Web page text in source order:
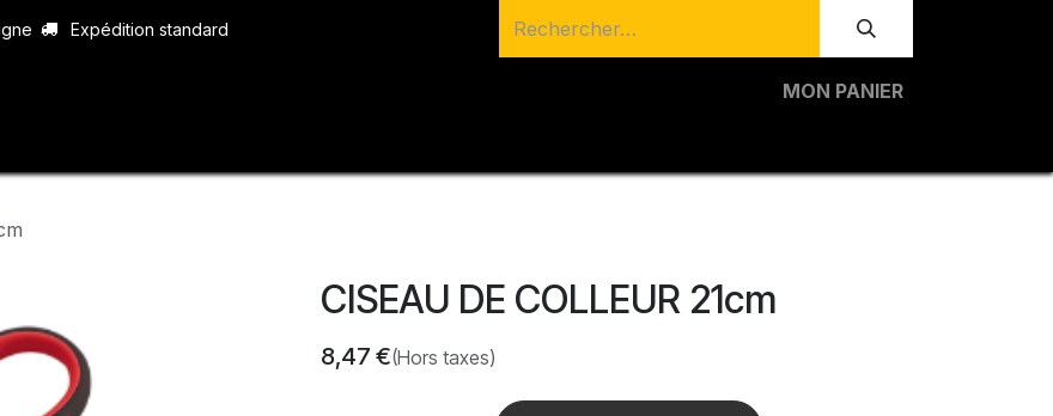
Expédition standard
MON PANIER
CISEAU DE COLLEUR 21cm
8,47 €(Hors taxes)